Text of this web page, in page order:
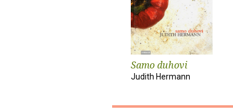
Samo duhovi
Judith Hermann